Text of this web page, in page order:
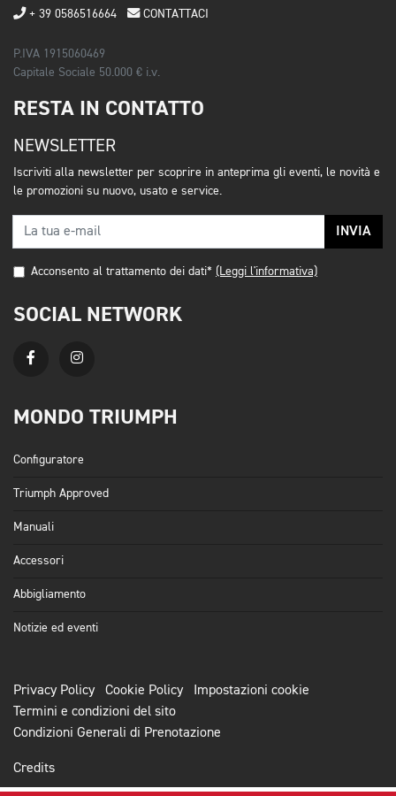
+ 39 0586516664 CONTATTACI
P.IVA 1915060469
Capitale Sociale 50.000 € i.v.
RESTA IN CONTATTO
NEWSLETTER
Iscriviti alla newsletter per scoprire in anteprima gli eventi, le novità e
le promozioni su nuovo, usato e service.
INVIA
Acconsento al trattamento dei dati* (Leggi l'informativa)
SOCIAL NETWORK
MONDO TRIUMPH
Configuratore
Triumph Approved
Manuali
Accessori
Abbigliamento
Notizie ed eventi
Privacy Policy Cookie Policy
Impostazioni cookie
Termini e condizioni del sito
Condizioni Generali di Prenotazione
Credits